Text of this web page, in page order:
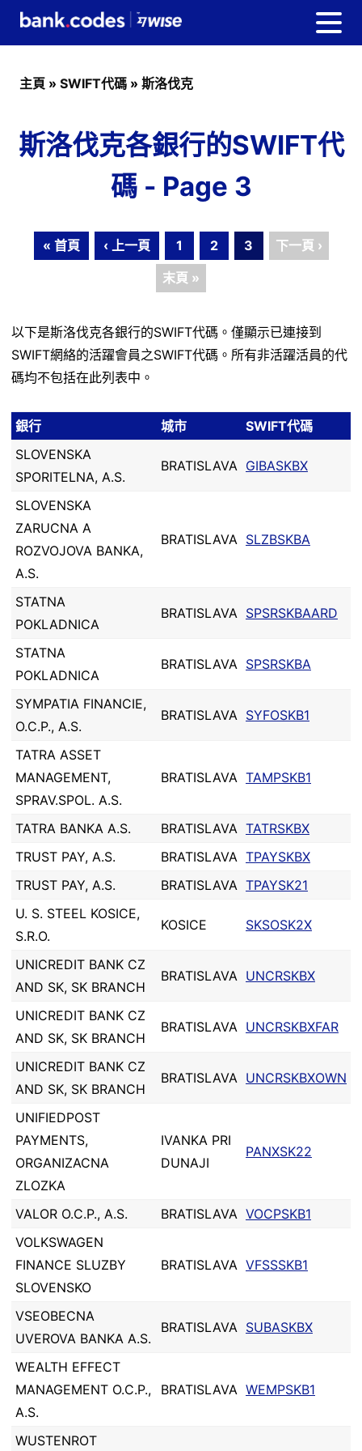
主頁 » SWIFT代碼 » 斯洛伐克
斯洛伐克各銀行的SWIFT代
碼 - Page 3
« 首頁 ‹ 上一頁 1 2 3
下一頁 ›
末頁 »
以下是斯洛伐克各銀行的SWIFT代碼。僅顯示已連接到
SWIFT網絡的活躍會員之SWIFT代碼。所有非活躍活員的代
碼均不包括在此列表中。
銀行 城市
SWIFT代碼
SLOVENSKA
SPORITELNA, A.S.
BRATISLAVA GIBASKBX
SLOVENSKA
ZARUCNA A
ROZVOJOVA BANKA,
A.S.
BRATISLAVA SLZBSKBA
STATNA
POKLADNICA
BRATISLAVA SPSRSKBAARD
STATNA
POKLADNICA
BRATISLAVA SPSRSKBA
SYMPATIA FINANCIE,
O.C.P., A.S.
BRATISLAVA SYFOSKB1
TATRA ASSET
MANAGEMENT,
SPRAV.SPOL. A.S.
BRATISLAVA TAMPSKB1
TATRA BANKA A.S. BRATISLAVA TATRSKBX
TRUST PAY, A.S.
BRATISLAVA TPAYSKBX
TRUST PAY, A.S.
BRATISLAVA TPAYSK21
U. S. STEEL KOSICE,
S.R.O.
KOSICE SKSOSK2X
UNICREDIT BANK CZ
AND SK, SK BRANCH
BRATISLAVA UNCRSKBX
UNICREDIT BANK CZ
AND SK, SK BRANCH
BRATISLAVA UNCRSKBXFAR
UNICREDIT BANK CZ
AND SK, SK BRANCH
BRATISLAVA UNCRSKBXOWN
UNIFIEDPOST
PAYMENTS,
ORGANIZACNA
ZLOZKA
IVANKA PRI
DUNAJI
PANXSK22
VALOR O.C.P., A.S. BRATISLAVA VOCPSKB1
VOLKSWAGEN
FINANCE SLUZBY
SLOVENSKO
BRATISLAVA VFSSSKB1
VSEOBECNA
UVEROVA BANKA A.S.
BRATISLAVA SUBASKBX
WEALTH EFFECT
MANAGEMENT O.C.P.,
A.S.
BRATISLAVA WEMPSKB1
WUSTENROT